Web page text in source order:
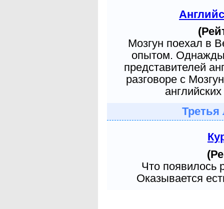
Мозгун поехал в
опытом. Однажды
представителей
разговоре с
Третья
Что появилось
Оказывается